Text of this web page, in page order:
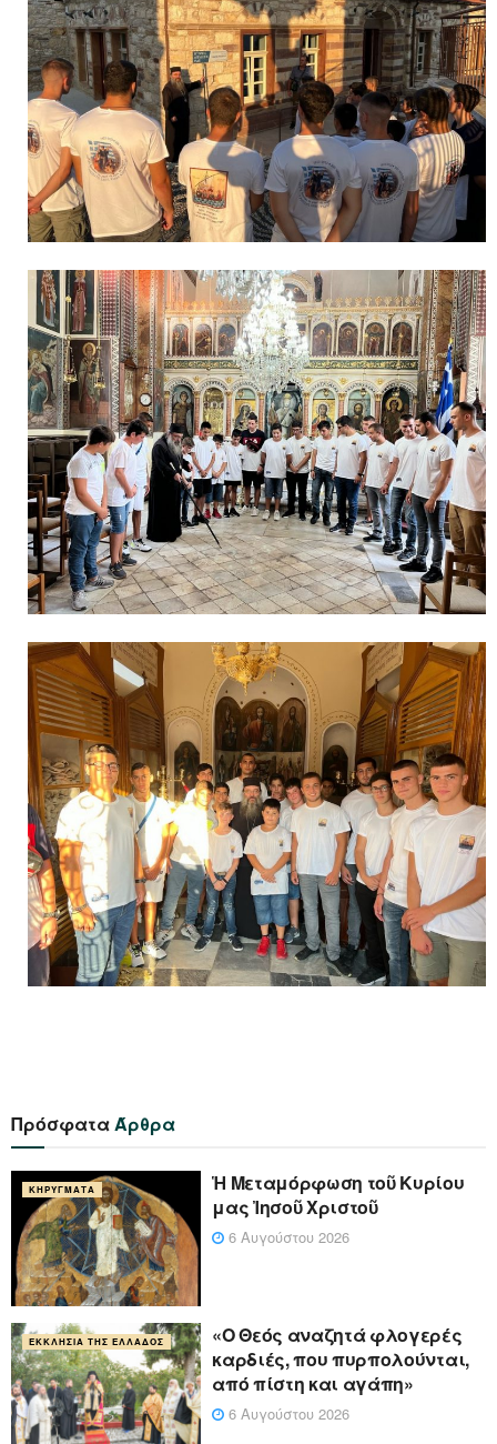
ΠρόσφαταΆρθρα
ΚΗΡΎΓΜΑΤΑ
Ἡ Μεταμόρφωση τοῦ Κυρίου
μας Ἰησοῦ Χριστοῦ
6 Αυγούστου 2026
ΕΚΚΛΗΣΊΑ ΤΗΣ ΕΛΛΆΔΟΣ
«Ο Θεός αναζητά φλογερές
καρδιές, που πυρπολούνται,
από πίστη και αγάπη»
6 Αυγούστου 2026